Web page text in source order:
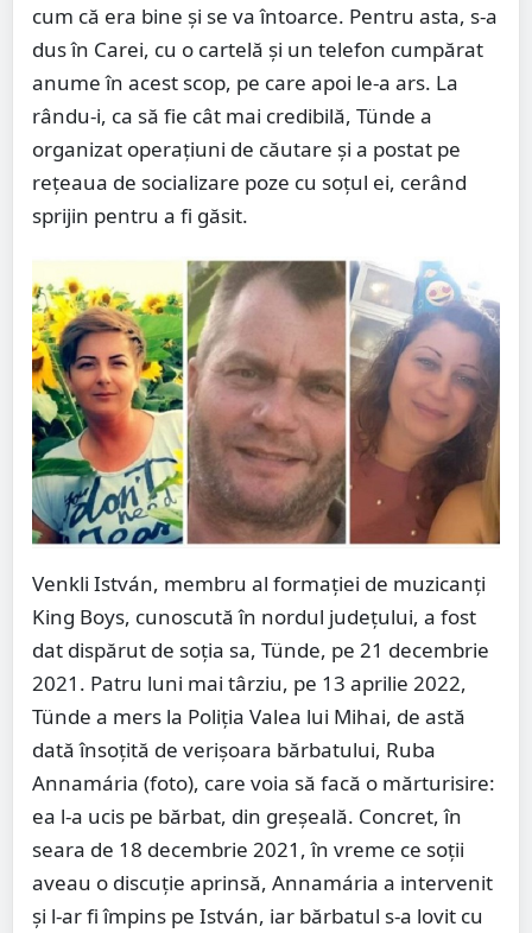
cum că era bine şi se va întoarce. Pentru asta, s-a
dus în Carei, cu o cartelă şi un telefon cumpărat
anume în acest scop, pe care apoi le-a ars. La
rându-i, ca să fie cât mai credibilă, Tünde a
organizat operaţiuni de căutare și a postat pe
rețeaua de socializare poze cu soţul ei, cerând
sprijin pentru a fi găsit.
Venkli István, membru al formaţiei de muzicanţi
King Boys, cunoscută în nordul judeţului, a fost
dat dispărut de soţia sa, Tünde, pe 21 decembrie
2021. Patru luni mai târziu, pe 13 aprilie 2022,
Tünde a mers la Poliţia Valea lui Mihai, de astă
dată însoţită de verişoara bărbatului, Ruba
Annamária (foto), care voia să facă o mărturisire:
ea l-a ucis pe bărbat, din greşeală. Concret, în
seara de 18 decembrie 2021, în vreme ce soţii
aveau o discuţie aprinsă, Annamária a intervenit
și l-ar fi împins pe István, iar bărbatul s-a lovit cu